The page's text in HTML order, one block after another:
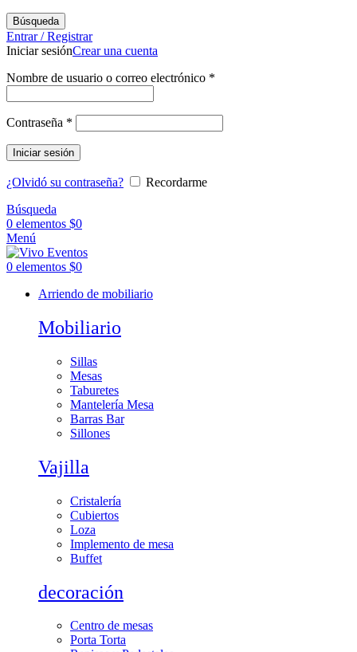
Búsqueda
Entrar / Registrar
Iniciar sesiónCrear una cuenta
Nombre de usuario o correo electrónico *
Contraseña *
Iniciar sesión
¿Olvidó su contraseña?
Recordarme
Búsqueda
0 elementos $0
Menú
0 elementos $0
Arriendo de mobiliario
Mobiliario
Sillas
Mesas
Taburetes
Mantelería Mesa
Barras Bar
Sillones
Vajilla
Cristalería
Cubiertos
Loza
Implemento de mesa
Buffet
decoración
Centro de mesas
Porta Torta